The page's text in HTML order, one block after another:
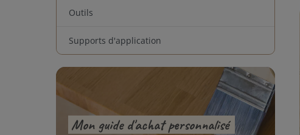
Outils
Supports d'application
Mon guide d'achat personnalisé